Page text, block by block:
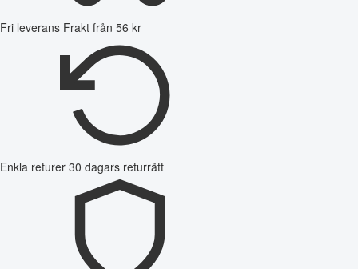
Fri leverans Frakt från 56 kr
Enkla returer 30 dagars returrätt